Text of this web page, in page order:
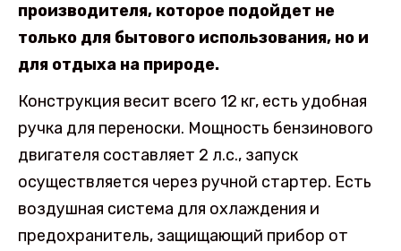
производителя, которое подойдет не
только для бытового использования, но и
для отдыха на природе.
Конструкция весит всего 12 кг, есть удобная
ручка для переноски. Мощность бензинового
двигателя составляет 2 л.с., запуск
осуществляется через ручной стартер. Есть
воздушная система для охлаждения и
предохранитель, защищающий прибор от